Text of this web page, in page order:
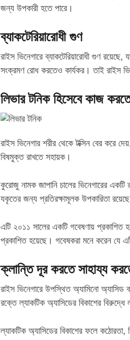
জন্য উপকারী হতে পারে।
ব্যাকটেরিয়ারোধী গুণ
রাইস ভিনেগারে ব্যাকটেরিয়ারোধী গুণ
সংক্রমণ রোধ করতেও কার্যকর। তাই রাইস
লিভার টনিক হিসেবে কাজ
রাইস ভিনেগার শরীর থেকে টক্সিন বের করে
বিষমুক্ত রাখতে সহায়ক।
কুরোজু নামক জাপানি চালের ভিনেগারের
যকৃতের জন্য প্রতিরক্ষামূলক উপকারিতা
এটি ২০১১ সালের একটি গবেষণায় প্রকাশিত
প্রকাশিত হয়েছে। গবেষকরা মনে করেন যে
ক্লান্তি দূর করতে সাহায্য
রাইস ভিনেগারে উপস্থিত অ্যামিনো
রক্তে ল্যাকটিক অ্যাসিডের বিকাশের বিরুদ্ধে
ল্যাকটিক অ্যাসিডের বিকাশের ফলে কঠোরতা,